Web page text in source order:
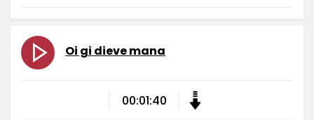
Oi gi dieve mana
00:01:40